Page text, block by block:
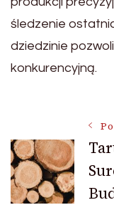
śledzenie
dziedzinie
konkurencyjną.
wpisu